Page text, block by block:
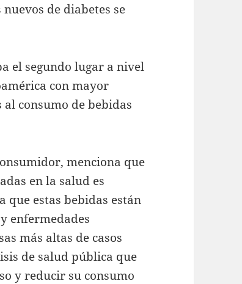
de diabetes se
el segundo lugar a nivel
con mayor
consumo de bebidas
menciona que
en la salud es
que estas bebidas están
enfermedades
más altas de casos
de salud pública que
y reducir su consumo